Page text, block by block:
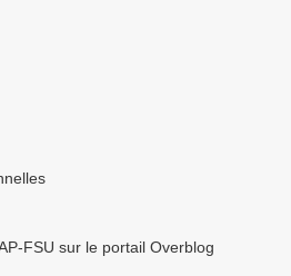
FSU sur le portail Overblog